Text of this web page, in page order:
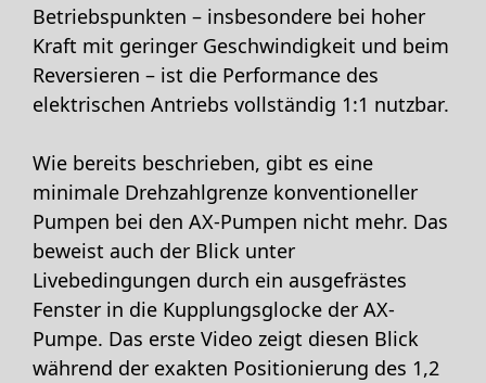
Betriebspunkten – insbesondere bei hoher
Kraft mit geringer Geschwindigkeit und beim
Reversieren – ist die Performance des
elektrischen Antriebs vollständig 1:1 nutzbar.
Wie bereits beschrieben, gibt es eine
minimale Drehzahlgrenze konventioneller
Pumpen bei den AX-Pumpen nicht mehr. Das
beweist auch der Blick unter
Livebedingungen durch ein ausgefrästes
Fenster in die Kupplungsglocke der AX-
Pumpe. Das erste Video zeigt diesen Blick
während der exakten Positionierung des 1,2